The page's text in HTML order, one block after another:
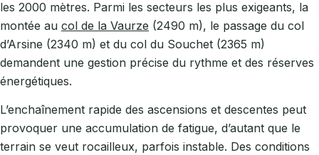
les 2000 mètres. Parmi les secteurs les plus exigeants, la
montée au col de la Vaurze (2490 m), le passage du col
d’Arsine (2340 m) et du col du Souchet (2365 m)
demandent une gestion précise du rythme et des réserves
énergétiques.
L’enchaînement rapide des ascensions et descentes peut
provoquer une accumulation de fatigue, d’autant que le
terrain se veut rocailleux, parfois instable. Des conditions